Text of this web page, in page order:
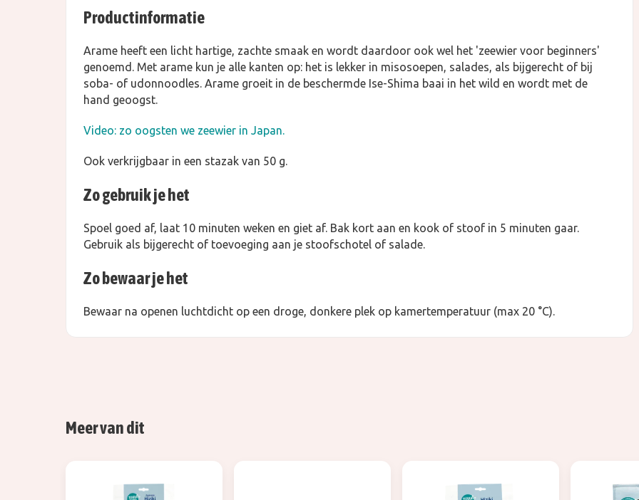
Productinformatie
Arame heeft een licht hartige, zachte smaak en wordt daardoor ook wel het 'zeewier voor beginners'
genoemd. Met arame kun je alle kanten op: het is lekker in misosoepen, salades, als bijgerecht of bij
soba- of udonnoodles. Arame groeit in de beschermde Ise-Shima baai in het wild en wordt met de
hand geoogst.
Video: zo oogsten we zeewier in Japan.
Ook verkrijgbaar in een stazak van 50 g.
Zo gebruik je het
Spoel goed af, laat 10 minuten weken en giet af. Bak kort aan en kook of stoof in 5 minuten gaar.
Gebruik als bijgerecht of toevoeging aan je stoofschotel of salade.
Zo bewaar je het
Bewaar na openen luchtdicht op een droge, donkere plek op kamertemperatuur (max 20 °C).
Meer van dit